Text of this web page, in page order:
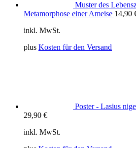
Muster des
Metamorphose einer Ameise 14,90
inkl. MwSt.
plus Kosten für den Versand
Poster - Lasius
29,90 €
inkl. MwSt.